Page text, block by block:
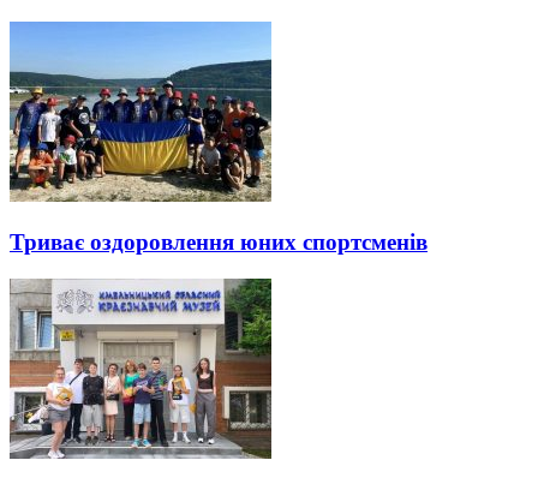
Триває оздоровлення юних спортсменів